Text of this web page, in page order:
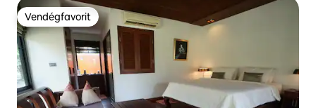
Vendégfavorit
Vendégfavorit